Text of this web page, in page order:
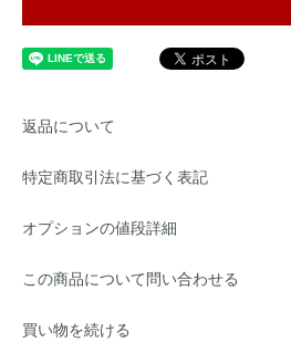
返品について
特定商取引法に基づく表記
オプションの値段詳細
この商品について問い合わせる
買い物を続ける